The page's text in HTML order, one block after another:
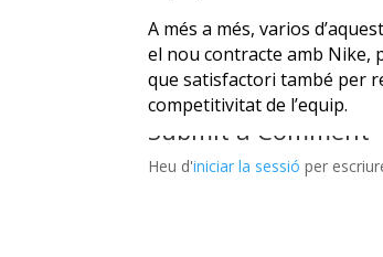
A més a més, varios
el nou contracte amb Nike,
que satisfactori també per
competitivitat de l’equip.
Submit a Comment
Heu d'iniciar la sessió per